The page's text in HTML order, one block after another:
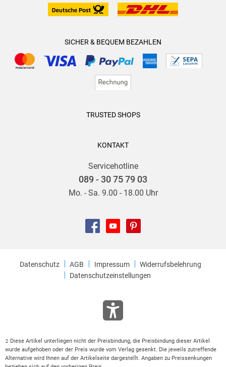
SICHER & BEQUEM BEZAHLEN
TRUSTED SHOPS
KONTAKT
Servicehotline
089 - 30 75 79 03
Mo. - Sa. 9.00 - 18.00 Uhr
Datenschutz AGB Impressum
Widerrufsbelehrung
Datenschutzeinstellungen
2
Diese Artikel unterliegen nicht der Preisbindung, die Preisbindung dieser Artikel
wurde aufgehoben oder der Preis wurde vom Verlag gesenkt. Die jeweils zutreffende
Alternative wird Ihnen auf der Artikelseite dargestellt. Angaben zu Preissenkungen